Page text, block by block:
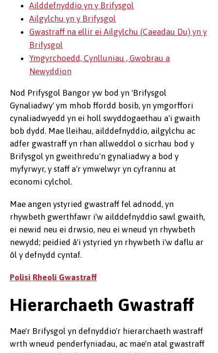
Ailddefnyddio yn y Brifysgol
Ailgylchu yn y Brifysgol
Gwastraff na ellir ei Ailgylchu (Caeadau Du) yn y
Brifysgol
Ymgyrchoedd, Cynlluniau , Gwobrau a
Newyddion
Nod Prifysgol Bangor yw bod yn 'Brifysgol
Gynaliadwy' ym mhob ffordd bosib, yn ymgorffori
cynaliadwyedd yn ei holl swyddogaethau a'i gwaith
bob dydd. Mae lleihau, ailddefnyddio, ailgylchu ac
adfer gwastraff yn rhan allweddol o sicrhau bod y
Brifysgol yn gweithredu'n gynaliadwy a bod y
myfyrwyr, y staff a'r ymwelwyr yn cyfrannu at
economi cylchol.
Mae angen ystyried gwastraff fel adnodd, yn
rhywbeth gwerthfawr i'w ailddefnyddio sawl gwaith,
ei newid neu ei drwsio, neu ei wneud yn rhywbeth
newydd; peidied â'i ystyried yn rhywbeth i'w daflu ar
ôl y defnydd cyntaf.
Polisi Rheoli Gwastraff
Hierarchaeth Gwastraff
Mae'r Brifysgol yn defnyddio'r hierarchaeth wastraff
wrth wneud penderfyniadau, ac mae'n atal gwastraff